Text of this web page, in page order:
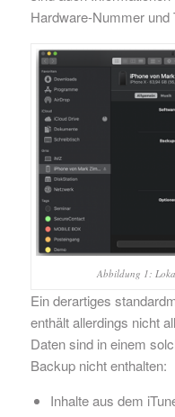
Hardware-Nummer und
Abbildung 1:
Ein derartiges
enthält allerdings nicht
Daten sind in einem
Backup nicht enthalten:
Inhalte aus dem